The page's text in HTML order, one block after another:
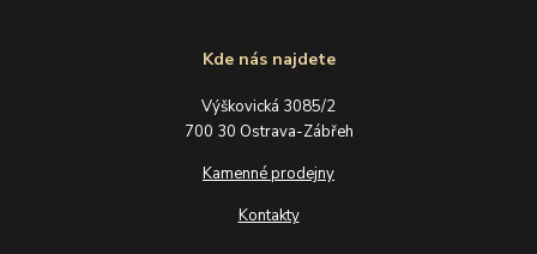
Kde nás najdete
Výškovická 3085/2
700 30 Ostrava-Zábřeh
Kamenné prodejny
Kontakty